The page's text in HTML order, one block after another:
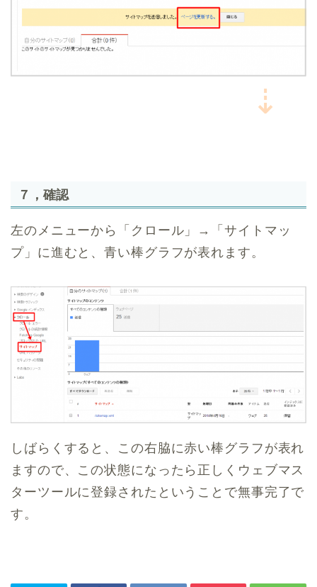
⇣
７，確認
左のメニューから「クロール」→「サイトマッ
プ」に進むと、青い棒グラフが表れます。
しばらくすると、この右脇に赤い棒グラフが表れ
ますので、この状態になったら正しくウェブマス
ターツールに登録されたということで無事完了で
す。